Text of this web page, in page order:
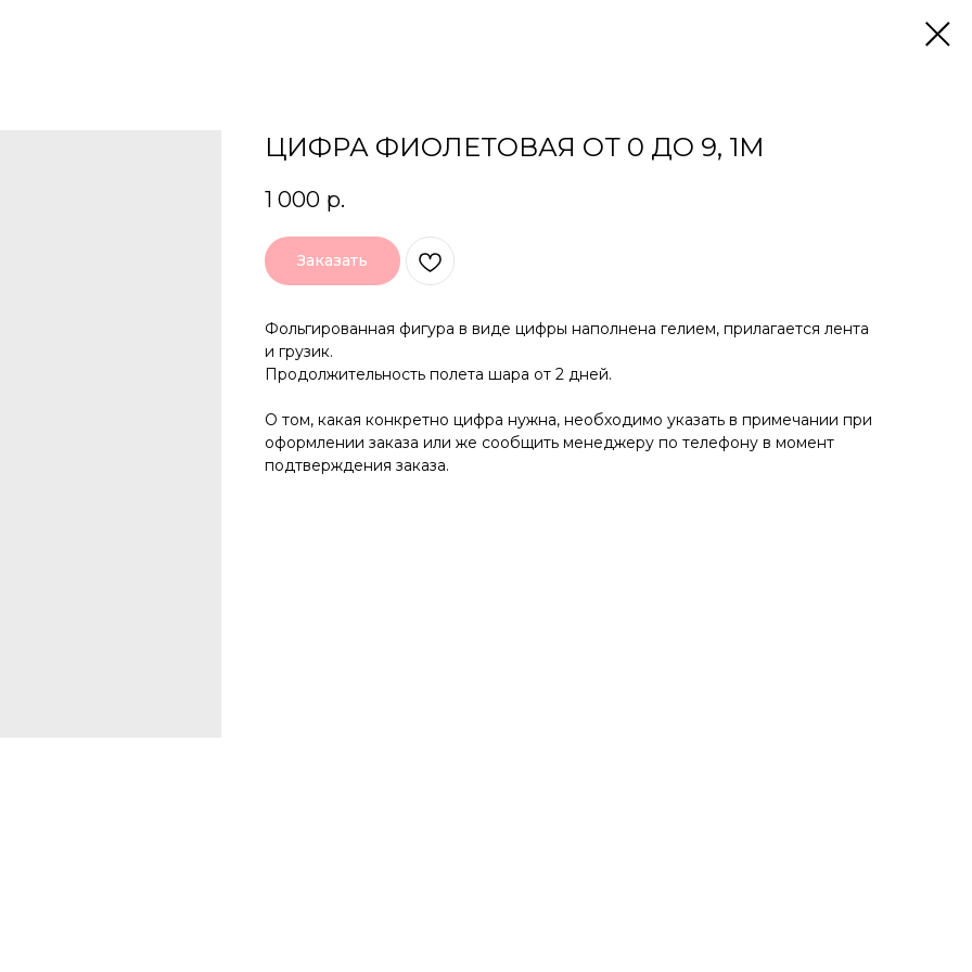
ЦИФРА ФИОЛЕТОВАЯ ОТ 0 ДО 9, 1М
1 000 р.
Заказать
Фольгированная фигура в виде цифры наполнена гелием, прилагается лента
и грузик.
Продолжительность полета шара от 2 дней.
О том, какая конкретно цифра нужна, необходимо указать в примечании при
оформлении заказа или же сообщить менеджеру по телефону в момент
подтверждения заказа.